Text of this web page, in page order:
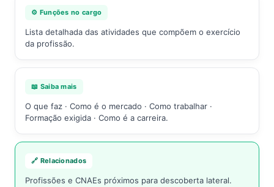
⚙️ Funções no cargo
Lista detalhada das atividades que compõem o exercício
da profissão.
📖 Saiba mais
O que faz · Como é o mercado · Como trabalhar ·
Formação exigida · Como é a carreira.
🔗 Relacionados
Profissões e CNAEs próximos para descoberta lateral.